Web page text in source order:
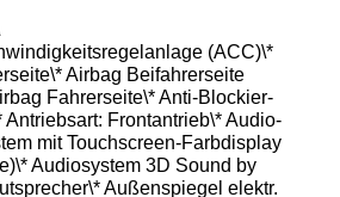
(ACC)\*
Airbag Beifahrerseite
Fahrerseite\* Anti-Blockier-
Antriebsart: Frontantrieb\* Audio-
mit Touchscreen-Farbdisplay
Audiosystem 3D Sound by
Außenspiegel elektr.